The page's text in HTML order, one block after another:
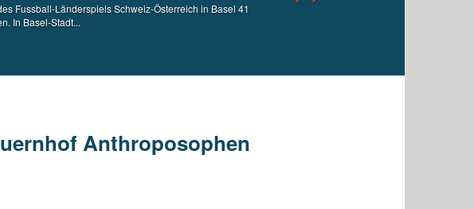
Fussball-Länderspiels Schweiz-Österreich in Basel 41
In Basel-Stadt...
Anthroposophen